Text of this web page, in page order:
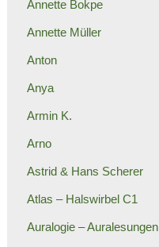
Annette Bokpe
Annette Müller
Anton
Anya
Armin K.
Arno
Astrid & Hans Scherer
Atlas – Halswirbel C1
Auralogie – Auralesungen